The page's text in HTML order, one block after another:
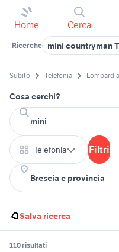
Home Cerca
Ricerche mini countryman
Subito Telefonia Lombardia
Cosa cerchi?
Telefonia Filtri
Salva ricerca
110 risultati